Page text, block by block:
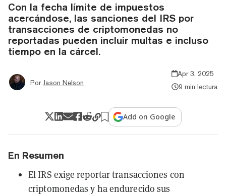
Con la fecha límite de impuestos
acercándose, las sanciones del IRS por
transacciones de criptomonedas no
reportadas pueden incluir multas e incluso
tiempo en la cárcel.
Por Jason Nelson
Apr 3, 2025
9 min lectura
Add on Google
En Resumen
El IRS exige reportar transacciones con
criptomonedas y ha endurecido sus